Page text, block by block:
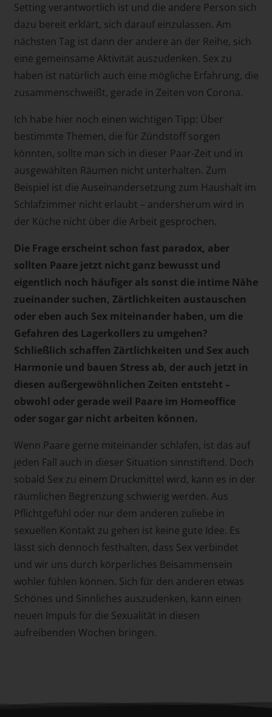
Setting verantwortlich ist und die andere Person sich
dazu bereit erklärt, sich darauf einzulassen. Am
nächsten Tag ist dann der andere an der Reihe, sich
eine gemeinsame Aktivität auszudenken. Sex zu
haben ist natürlich auch eine mögliche Erfahrung, die
zusammenschweißt, gerade in Zeiten von Corona.
Ich habe hier noch einen wichtigen Tipp: Über
bestimmte Themen, die für Zündstoff sorgen
könnten, sollte man sich in dieser Paar-Zeit und in
ausgewählten Räumen nicht unterhalten. Zum
Beispiel ist die Auseinandersetzung zum Haushalt im
Schlafzimmer nicht erlaubt – andersherum wird in
der Küche nicht über die Arbeit gesprochen.
Die Frage erscheint schon fast paradox, aber
sollten Paare jetzt nicht ganz bewusst und
eigentlich noch häufiger als sonst die intime Nähe
zueinander suchen, Zärtlichkeiten austauschen
oder eben auch Sex miteinander haben, um die
Gefahren des Lagerkollers zu umgehen?
Schließlich schaffen Zärtlichkeiten und Sex auch
Harmonie und bauen Stress ab, der auch jetzt in
diesen außergewöhnlichen Zeiten entsteht –
obwohl oder gerade weil Paare im Homeoffice
oder sogar gar nicht arbeiten können.
Wenn Paare gerne miteinander schlafen, ist das auf
jeden Fall auch in dieser Situation sinnstiftend. Doch
sobald Sex zu einem Druckmittel wird, kann es in der
räumlichen Begrenzung schwierig werden. Aus
Pflichtgefühl oder nur dem anderen zuliebe in
sexuellen Kontakt zu gehen ist keine gute Idee. Es
lässt sich dennoch festhalten, dass Sex verbindet
und wir uns durch körperliches Beisammensein
wohler fühlen können. Sich für den anderen etwas
Schönes und Sinnliches auszudenken, kann einen
neuen Impuls für die Sexualität in diesen
aufreibenden Wochen bringen.